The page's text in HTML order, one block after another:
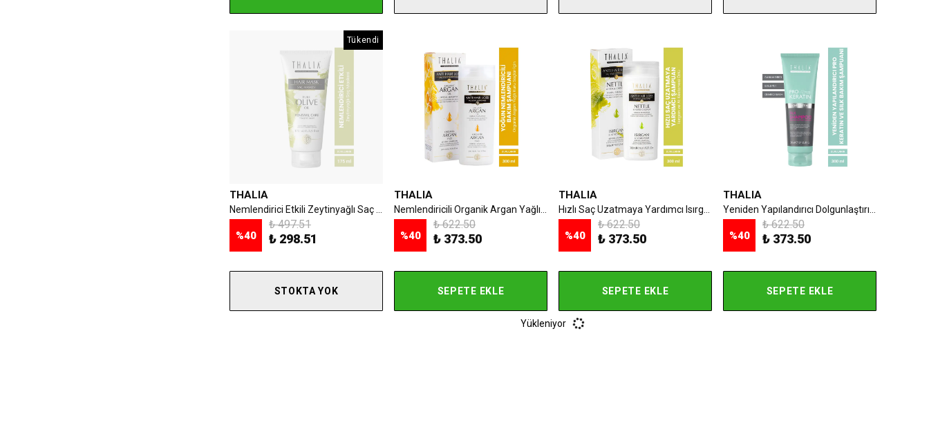
Tükendi
THALIA
%40
₺ 497.51
₺ 298.51
STOKTA YOK
THALIA
%40
₺ 622.50
₺ 373.50
SEPETE EKLE
THALIA
%40
₺ 622.50
₺ 373.50
SEPETE EKLE
THALIA
%40
₺ 622.50
₺ 373.50
SEPETE EKLE
Yükleniyor